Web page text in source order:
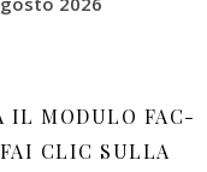
IL MODULO FAC-
CLIC SULLA